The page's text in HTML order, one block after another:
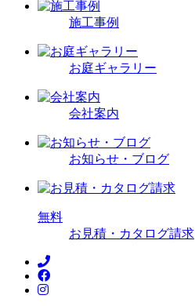
施工事例
お庭ギャラリー
会社案内
お知らせ・ブログ
無料
お見積・カタログ請求